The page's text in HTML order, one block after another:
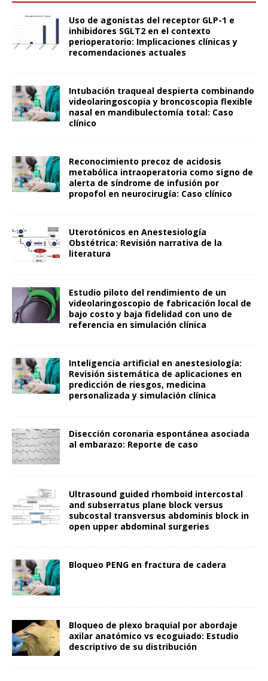
Uso de agonistas del receptor GLP-1 e
inhibidores SGLT2 en el contexto
perioperatorio: Implicaciones clínicas y
recomendaciones actuales
Intubación traqueal despierta combinando
videolaringoscopia y broncoscopia flexible
nasal en mandibulectomía total: Caso
clínico
Reconocimiento precoz de acidosis
metabólica intraoperatoria como signo de
alerta de síndrome de infusión por
propofol en neurocirugía: Caso clínico
Uterotónicos en Anestesiología
Obstétrica: Revisión narrativa de la
literatura
Estudio piloto del rendimiento de un
videolaringoscopio de fabricación local de
bajo costo y baja fidelidad con uno de
referencia en simulación clínica
Inteligencia artificial en anestesiología:
Revisión sistemática de aplicaciones en
predicción de riesgos, medicina
personalizada y simulación clínica
Disección coronaria espontánea asociada
al embarazo: Reporte de caso
Ultrasound guided rhomboid intercostal
and subserratus plane block versus
subcostal transversus abdominis block in
open upper abdominal surgeries
Bloqueo PENG en fractura de cadera
Bloqueo de plexo braquial por abordaje
axilar anatómico vs ecoguiado: Estudio
descriptivo de su distribución